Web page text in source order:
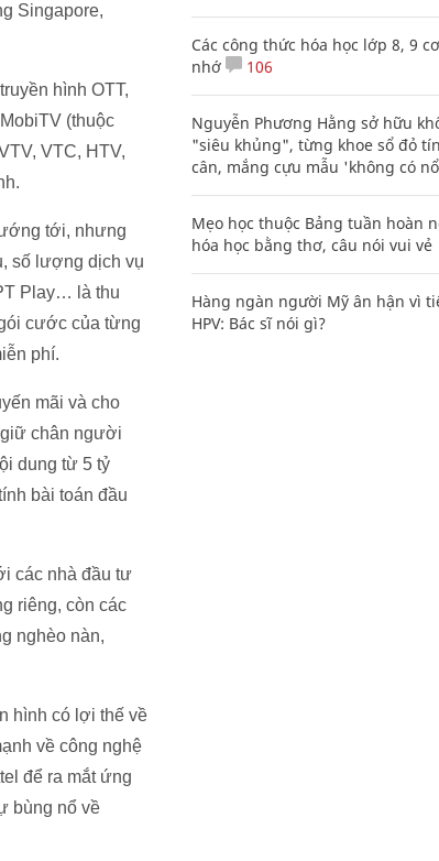
Singapore,
hình OTT,
(thuộc
VTC, HTV,
tới, nhưng
số lượng dịch vụ
Play… là thu
cước của từng
phí.
mãi và cho
chân người
dung từ 5 tỷ
bài toán đầu
các nhà đầu tư
riêng, còn các
nghèo nàn,
hình có lợi thế về
về công nghệ
để ra mắt ứng
bùng nổ về
Các công thức hóa học lớp 8, 9
nhớ
106
Nguyễn Phương Hằng sở hữu
"siêu khủng", từng khoe sổ đỏ
cân, mắng cựu mẫu 'không có
Mẹo học thuộc Bảng tuần hoàn
hóa học bằng thơ, câu nói vui vẻ
Hàng ngàn người Mỹ ân hận vì
HPV: Bác sĩ nói gì?